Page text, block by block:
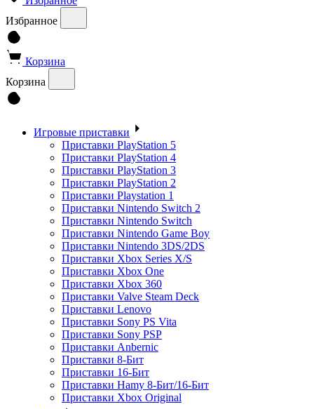
Избранное
Корзина
Корзина
Игровые приставки
Приставки PlayStation 5
Приставки PlayStation 4
Приставки PlayStation 3
Приставки PlayStation 2
Приставки Playstation 1
Приставки Nintendo Switch 2
Приставки Nintendo Switch
Приставки Nintendo Game Boy
Приставки Nintendo 3DS/2DS
Приставки Xbox Series X/S
Приставки Xbox One
Приставки Xbox 360
Приставки Valve Steam Deck
Приставки Lenovo
Приставки Sony PS Vita
Приставки Sony PSP
Приставки Anbernic
Приставки 8-Бит
Приставки 16-Бит
Приставки Hamy 8-Бит/16-Бит
Приставки Xbox Original